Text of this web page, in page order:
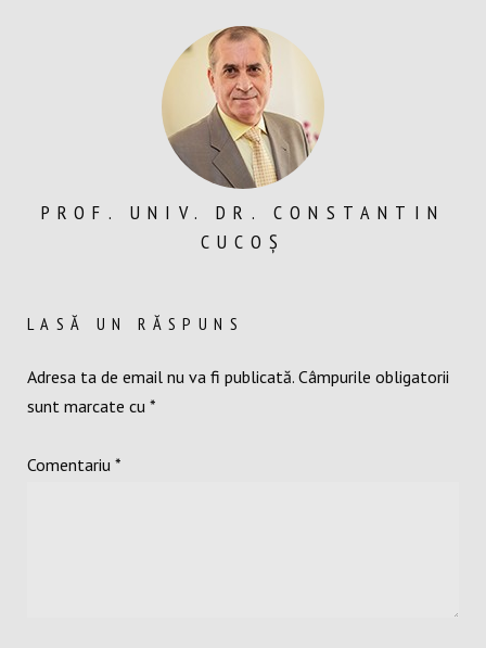
PROF. UNIV. DR. CONSTANTIN
CUCOȘ
LASĂ UN RĂSPUNS
Adresa ta de email nu va fi publicată. Câmpurile obligatorii
sunt marcate cu *
Comentariu *